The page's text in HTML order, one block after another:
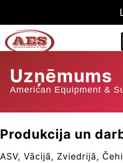
Uzņēmums
American Equipment &
Produkcija un
ASV, Vācijā, Zviedrijā,